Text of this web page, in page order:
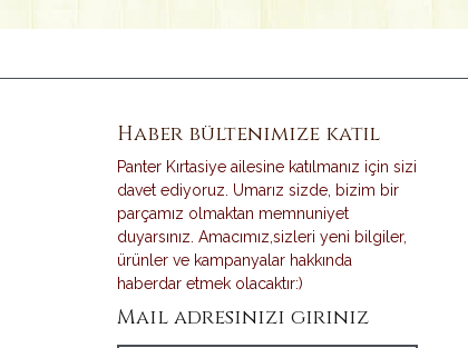
Haber bültenimize katıl
Panter Kırtasiye ailesine katılmanız için sizi
davet ediyoruz. Umarız sizde, bizim bir
parçamız olmaktan memnuniyet
duyarsınız. Amacımız,sizleri yeni bilgiler,
ürünler ve kampanyalar hakkında
haberdar etmek olacaktır:)
Mail adresinizi giriniz